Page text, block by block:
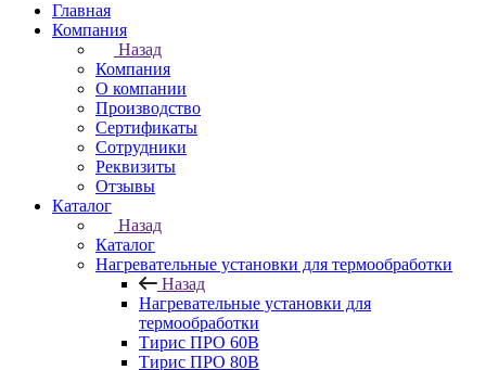
Главная
Компания
Назад
Компания
О компании
Производство
Сертификаты
Сотрудники
Реквизиты
Отзывы
Каталог
Назад
Каталог
Нагревательные установки для термообработки
Назад
Нагревательные установки для
термообработки
Тирис ПРО 60В
Тирис ПРО 80В